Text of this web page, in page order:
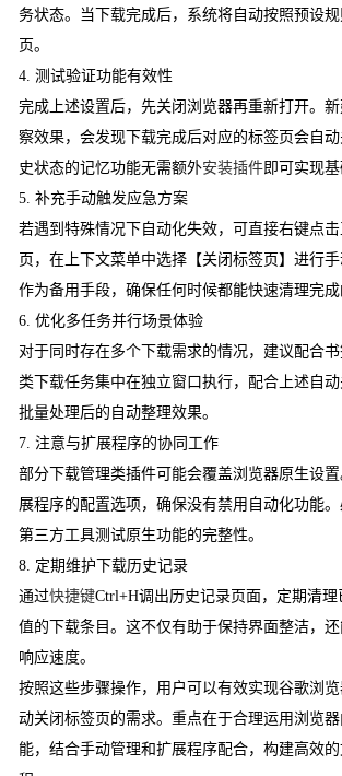
务状态。当下载完成后，系统将自动按照预设
页。
4. 测试验证功能有效性
完成上述设置后，先关闭浏览器再重新打开。
察效果，会发现下载完成后对应的标签页会自
史状态的记忆功能无需额外安装插件即可实现基
5. 补充手动触发应急方案
若遇到特殊情况下自动化失效，可直接右键点
页，在上下文菜单中选择【关闭标签页】进行
作为备用手段，确保任何时候都能快速清理完成
6. 优化多任务并行场景体验
对于同时存在多个下载需求的情况，建议配合
类下载任务集中在独立窗口执行，配合上述自
批量处理后的自动整理效果。
7. 注意与扩展程序的协同工作
部分下载管理类插件可能会覆盖浏览器原生设
展程序的配置选项，确保没有禁用自动化功能
第三方工具测试原生功能的完整性。
8. 定期维护下载历史记录
通过快捷键Ctrl+H调出历史记录页面，定期清
值的下载条目。这不仅有助于保持界面整洁，
响应速度。
按照这些步骤操作，用户可以有效实现谷歌浏
动关闭标签页的需求。重点在于合理运用浏览
能，结合手动管理和扩展程序配合，构建高效